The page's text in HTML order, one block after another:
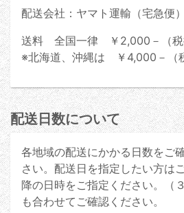
配送会社：ヤマト運輸（宅急便）
送料 全国一律 ￥2,000－（税
※北海道、沖縄は ￥4,000－（
配送日数について
各地域の配送にかかる日数をご
さい。配送日を指定したい方は
降の日時をご指定ください。（
も合わせてご確認ください。